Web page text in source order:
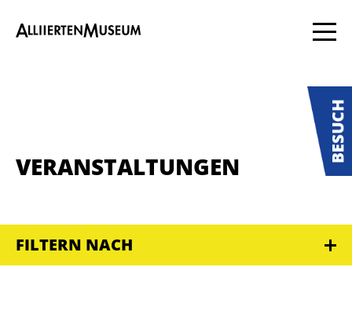
VERANSTALTUNGEN
FILTERN NACH